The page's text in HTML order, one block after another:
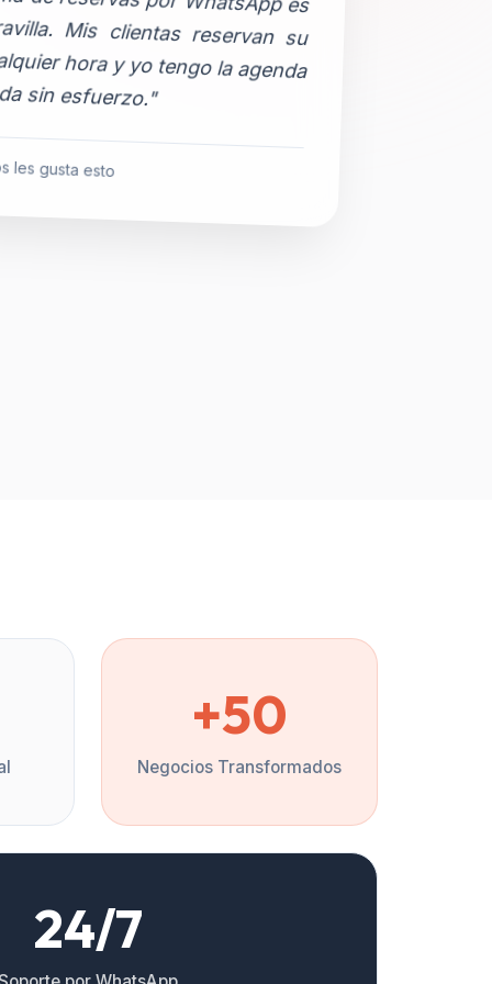
sin esfuerzo."
les gusta esto
+50
Negocios Transformados
24/7